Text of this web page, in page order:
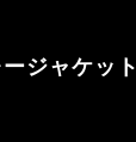
ジャケット